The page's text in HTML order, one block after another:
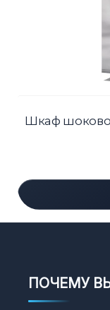
Шкаф
ПОЧЕМУ